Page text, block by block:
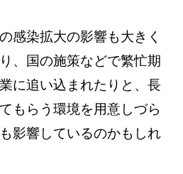
感染拡大の影響も大きく
、国の施策などで繁忙期
に追い込まれたりと、長
もらう環境を用意しづら
影響しているのかもしれ